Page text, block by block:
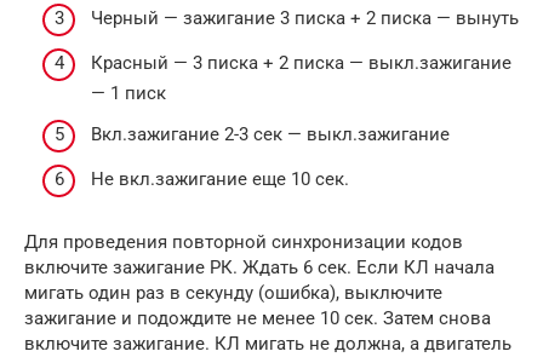
Черный — зажигание 3 писка + 2 писка — вынуть
Красный — 3 писка + 2 писка — выкл.зажигание
— 1 писк
Вкл.зажигание 2-3 сек — выкл.зажигание
Не вкл.зажигание еще 10 сек.
Для проведения повторной синхронизации кодов
включите зажигание РК. Ждать 6 сек. Если КЛ начала
мигать один раз в секунду (ошибка), выключите
зажигание и подождите не менее 10 сек. Затем снова
включите зажигание. КЛ мигать не должна, а двигатель